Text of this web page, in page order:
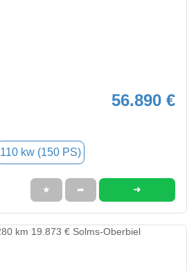
56.890 €
110 kw (150 PS)
★ ➦ ➜